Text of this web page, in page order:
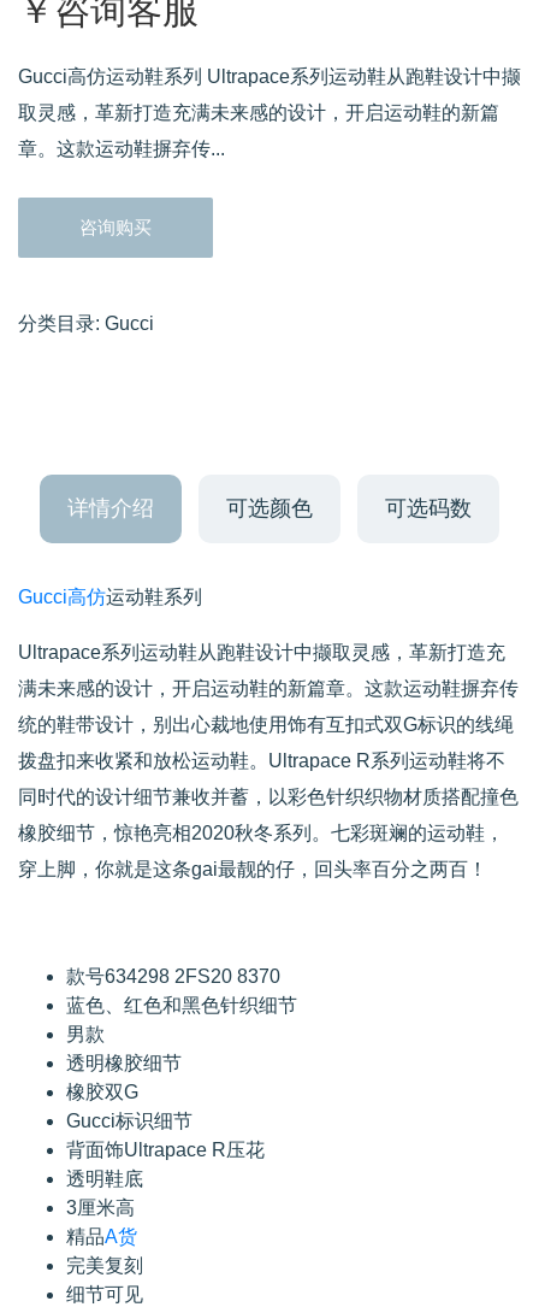
￥咨询客服
Gucci高仿运动鞋系列 Ultrapace系列运动鞋从跑鞋设计中撷
取灵感，革新打造充满未来感的设计，开启运动鞋的新篇
章。这款运动鞋摒弃传...
咨询购买
分类目录: Gucci
详情介绍 可选颜色 可选码数
Gucci高仿运动鞋系列
Ultrapace系列运动鞋从跑鞋设计中撷取灵感，革新打造充
满未来感的设计，开启运动鞋的新篇章。这款运动鞋摒弃传
统的鞋带设计，别出心裁地使用饰有互扣式双G标识的线绳
拨盘扣来收紧和放松运动鞋。Ultrapace R系列运动鞋将不
同时代的设计细节兼收并蓄，以彩色针织织物材质搭配撞色
橡胶细节，惊艳亮相2020秋冬系列。七彩斑斓的运动鞋，
穿上脚，你就是这条gai最靓的仔，回头率百分之两百！
款号634298 2FS20 8370
蓝色、红色和黑色针织细节
男款
透明橡胶细节
橡胶双G
Gucci标识细节
背面饰Ultrapace R压花
透明鞋底
3厘米高
精品A货
完美复刻
细节可见